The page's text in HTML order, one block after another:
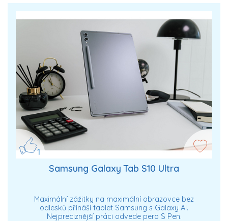
1
Samsung Galaxy Tab S10 Ultra
Maximální zážitky na maximální obrazovce bez
odlesků přináší tablet Samsung s Galaxy AI.
Nejpreciznější práci odvede pero S Pen.